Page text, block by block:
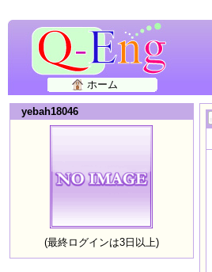
ホーム
yebah18046
(最終ログインは3日以上)